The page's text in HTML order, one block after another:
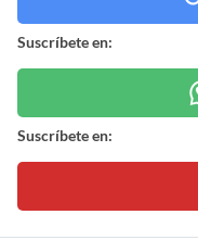
Suscríbete en:
Suscríbete en: